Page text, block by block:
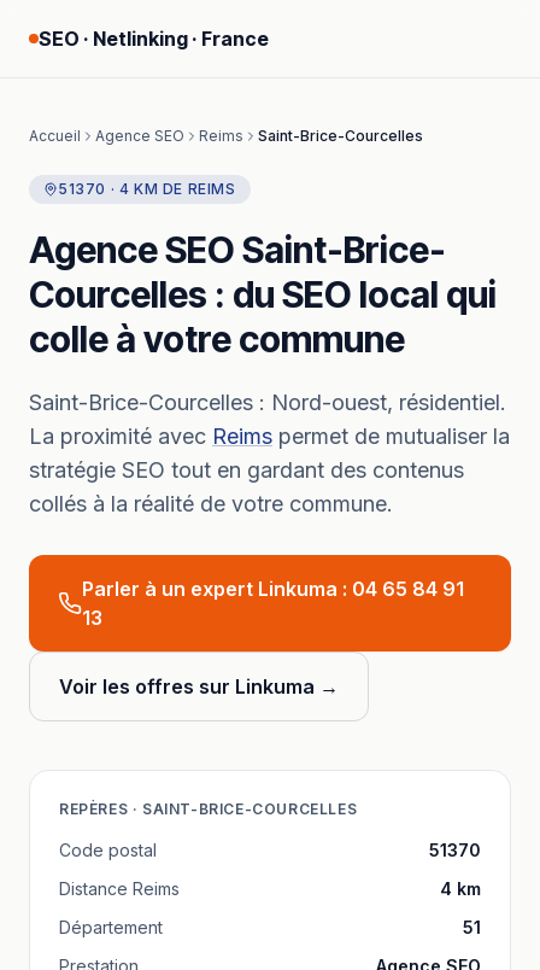
SEO · Netlinking · France
Accueil Agence SEO Reims Saint-Brice-Courcelles
51370 · 4 KM DE REIMS
Agence SEOSaint-Brice-
Courcelles : du SEO local qui
colle à votre commune
Saint-Brice-Courcelles : Nord-ouest, résidentiel.
La proximité avec Reims permet de mutualiser la
stratégie SEO tout en gardant des contenus
collés à la réalité de votre commune.
Parler à un expert Linkuma : 04 65 84 91
13
Voir les offres sur Linkuma →
REPÈRES · SAINT-BRICE-COURCELLES
Code postal
51370
Distance Reims 4 km
Département
51
Prestation
Agence SEO